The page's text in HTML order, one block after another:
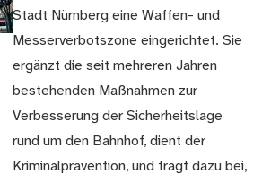
Stadt Nürnberg eine Waffen- und
Messerverbotszone eingerichtet. Sie
ergänzt die seit mehreren Jahren
bestehenden Maßnahmen zur
Verbesserung der Sicherheitslage
rund um den Bahnhof, dient der
Kriminalprävention, und trägt dazu bei,